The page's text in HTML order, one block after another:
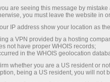
compétitives :
jusqu’à 1:5000,
spreads et
marché, ainsi que
avantageuses
d’actions et
sur chaque dépôt
Vitesse
dans le trading et
are seeing this message by
you must leave the website in
IP address show your location as
a VPN provided by a hosting
not have proper WHOIS records;
in the WHOIS geolocation
whether you are a US resident or
being a US resident, you will not